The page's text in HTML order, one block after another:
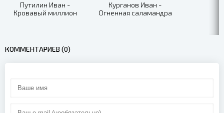
Путилин Иван -
Кровавый миллион
Курганов Иван -
Огненная саламандра
КОММЕНТАРИЕВ (0)